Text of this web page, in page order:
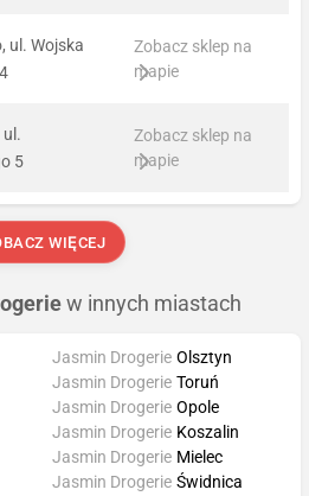
ul. Wojska
Zobacz sklep na
mapie
5
Zobacz sklep na
mapie
WIĘCEJ
w innych miastach
Jasmin Drogerie Olsztyn
Jasmin Drogerie Toruń
Jasmin Drogerie Opole
Jasmin Drogerie Koszalin
Jasmin Drogerie Mielec
Jasmin Drogerie Świdnica